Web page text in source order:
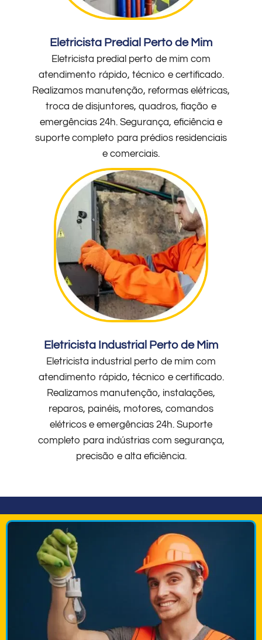
Eletricista Predial Perto de Mim
Eletricista predial perto de mim com
atendimento rápido, técnico e certificado.
Realizamos manutenção, reformas elétricas,
troca de disjuntores, quadros, fiação e
emergências 24h. Segurança, eficiência e
suporte completo para prédios residenciais
e comerciais.
Eletricista Industrial Perto de Mim
Eletricista industrial perto de mim com
atendimento rápido, técnico e certificado.
Realizamos manutenção, instalações,
reparos, painéis, motores, comandos
elétricos e emergências 24h. Suporte
completo para indústrias com segurança,
precisão e alta eficiência.